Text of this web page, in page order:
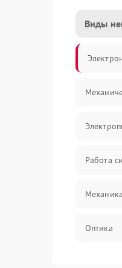
Виды
Работа
Механика
Оптика